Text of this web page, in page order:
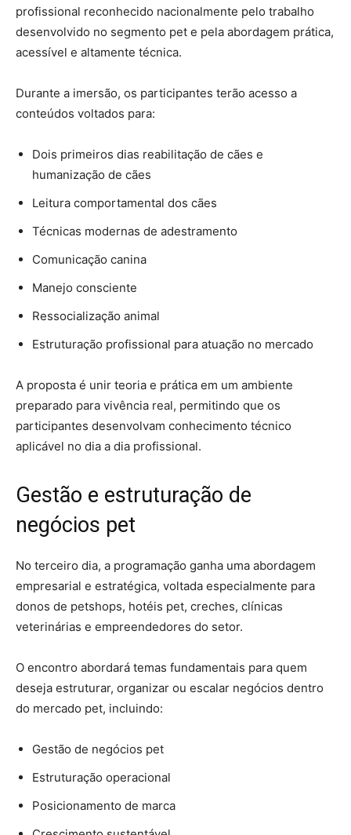
profissional reconhecido nacionalmente pelo trabalho
desenvolvido no segmento pet e pela abordagem prática,
acessível e altamente técnica.
Durante a imersão, os participantes terão acesso a
conteúdos voltados para:
Dois primeiros dias reabilitação de cães e
humanização de cães
Leitura comportamental dos cães
Técnicas modernas de adestramento
Comunicação canina
Manejo consciente
Ressocialização animal
Estruturação profissional para atuação no mercado
A proposta é unir teoria e prática em um ambiente
preparado para vivência real, permitindo que os
participantes desenvolvam conhecimento técnico
aplicável no dia a dia profissional.
Gestão e estruturação de
negócios pet
No terceiro dia, a programação ganha uma abordagem
empresarial e estratégica, voltada especialmente para
donos de petshops, hotéis pet, creches, clínicas
veterinárias e empreendedores do setor.
O encontro abordará temas fundamentais para quem
deseja estruturar, organizar ou escalar negócios dentro
do mercado pet, incluindo:
Gestão de negócios pet
Estruturação operacional
Posicionamento de marca